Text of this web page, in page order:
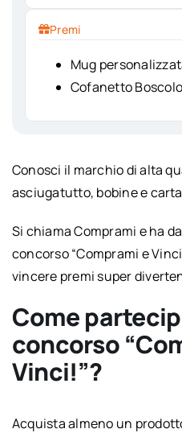
Premi
Mug
Cofanetto
Conosci il marchio di alta
asciugatutto, bobine e
Si chiama Comprami e ha
concorso “Comprami e
vincere premi super
Come
concorso
Vinci!”?
Acquista almeno un